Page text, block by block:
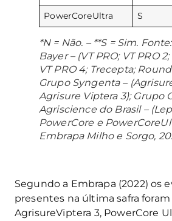
PowerCoreUltra
S
*N = Não. – **S = Sim.
Bayer – (VT PRO; VT PRO 2;
VT PRO 4; Trecepta;
Grupo Syngenta –
Agrisure Viptera 3); Grupo
Agriscience do Brasil –
PowerCore e
Embrapa Milho e Sorgo,
Segundo a Embrapa (2022) os
presentes na última safra foram
AgrisureViptera 3, PowerCore